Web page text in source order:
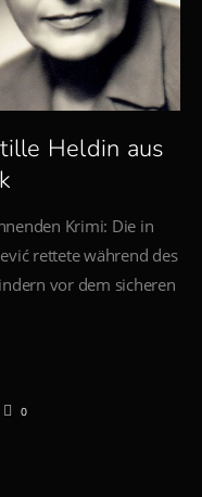
Heldin aus
Krimi: Die in
rettete während des
vor dem sicheren
0